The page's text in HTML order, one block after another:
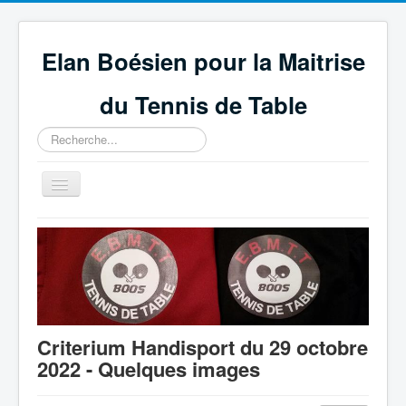
Elan Boésien pour la Maitrise
du Tennis de Table
Rechercher
Basculer
la
Accueil
Association
Compétitions
GEPNETT
Partenaires
Technique et règlement
Criterium Handisport du 29 octobre
2022 - Quelques images